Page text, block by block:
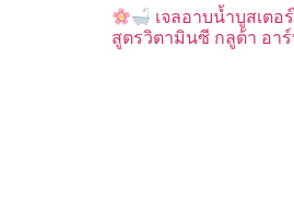
เจลอาบน้ำบูสเตอ
สูตรวิตามินซี กลูต้า อา